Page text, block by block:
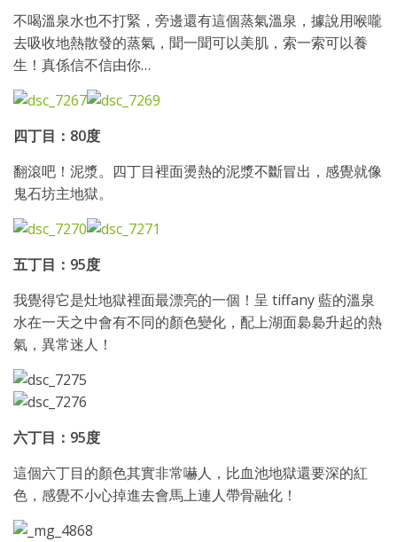
不喝溫泉水也不打緊，旁邊還有這個蒸氣溫泉，據說用喉嚨
去吸收地熱散發的蒸氣，聞一聞可以美肌，索一索可以養
生！真係信不信由你…
四丁目：80度
翻滾吧！泥漿。四丁目裡面燙熱的泥漿不斷冒出，感覺就像
鬼石坊主地獄。
五丁目：95度
我覺得它是灶地獄裡面最漂亮的一個！呈 tiffany 藍的溫泉
水在一天之中會有不同的顏色變化，配上湖面裊裊升起的熱
氣，異常迷人！
六丁目：95度
這個六丁目的顏色其實非常嚇人，比血池地獄還要深的紅
色，感覺不小心掉進去會馬上連人帶骨融化！